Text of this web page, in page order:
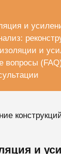
и
и
вопросы
и